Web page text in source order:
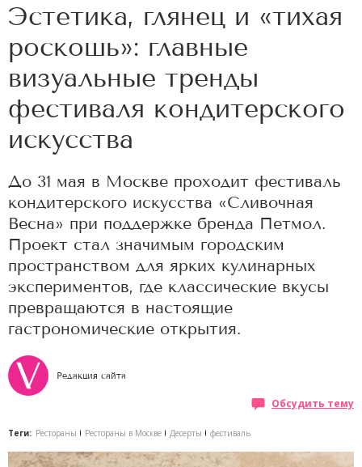
Эстетика, глянец и «тихая
роскошь»: главные
визуальные тренды
фестиваля кондитерского
искусства
До 31 мая в Москве проходит фестиваль
кондитерского искусства «Сливочная
Весна» при поддержке бренда Петмол.
Проект стал значимым городским
пространством для ярких кулинарных
экспериментов, где классические вкусы
превращаются в настоящие
гастрономические открытия.
Редакция сайта
Обсудить тему
Теги: Рестораны Рестораны в Москве Десерты фестиваль